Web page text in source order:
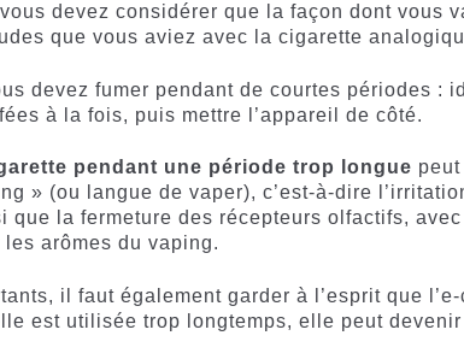
devez considérer que la façon dont vous
que vous aviez avec la cigarette
devez fumer pendant de courtes périodes :
à la fois, puis mettre l’appareil de côté.
pendant une période trop longue
» (ou langue de vaper), c’est-à-dire
que la fermeture des récepteurs olfactifs,
les arômes du vaping.
il faut également garder à l’esprit que
est utilisée trop longtemps, elle peut